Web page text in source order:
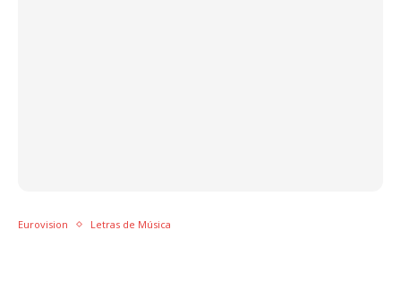
Eurovision Letras de Música